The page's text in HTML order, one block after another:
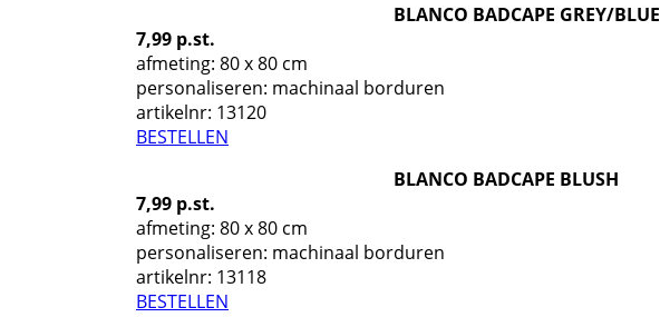
BLANCO BADCAPE GREY/BLUE
7,99 p.st.
afmeting: 80 x 80 cm
personaliseren: machinaal borduren
artikelnr: 13120
BESTELLEN
BLANCO BADCAPE BLUSH
7,99 p.st.
afmeting: 80 x 80 cm
personaliseren: machinaal borduren
artikelnr: 13118
BESTELLEN